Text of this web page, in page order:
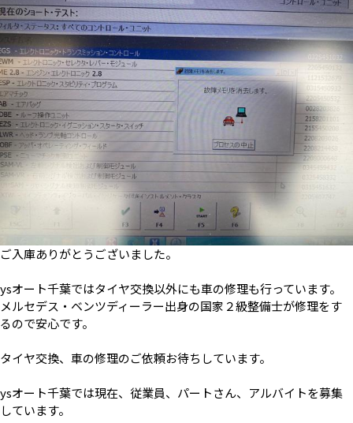
ご入庫ありがとうございました。
ysオート千葉ではタイヤ交換以外にも車の修理も行っています。
メルセデス・ベンツディーラー出身の国家２級整備士が修理をす
るので安心です。
タイヤ交換、車の修理のご依頼お待ちしています。
ysオート千葉では現在、従業員、パートさん、アルバイトを募集
しています。